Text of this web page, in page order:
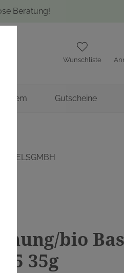
Beratung!
Wunschliste
Institem Gutscheine
bio
35g